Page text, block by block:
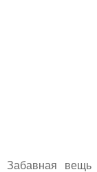
Забавная вещь